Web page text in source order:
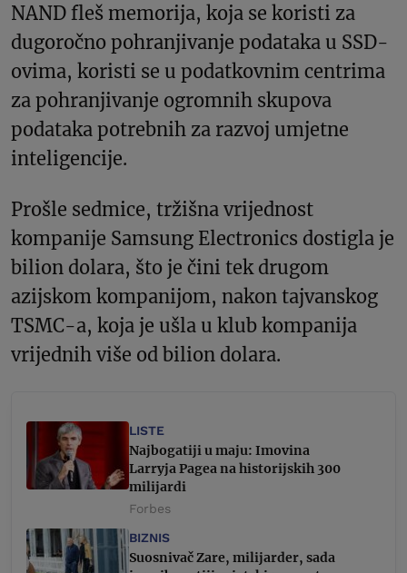
NAND fleš memorija, koja se koristi za
dugoročno pohranjivanje podataka u SSD-
ovima, koristi se u podatkovnim centrima
za pohranjivanje ogromnih skupova
podataka potrebnih za razvoj umjetne
inteligencije.
Prošle sedmice, tržišna vrijednost
kompanije Samsung Electronics dostigla je
bilion dolara, što je čini tek drugom
azijskom kompanijom, nakon tajvanskog
TSMC-a, koja je ušla u klub kompanija
vrijednih više od bilion dolara.
LISTE
Najbogatiji u maju: Imovina
Larryja Pagea na historijskih 300
milijardi
Forbes
BIZNIS
Suosnivač Zare, milijarder, sada